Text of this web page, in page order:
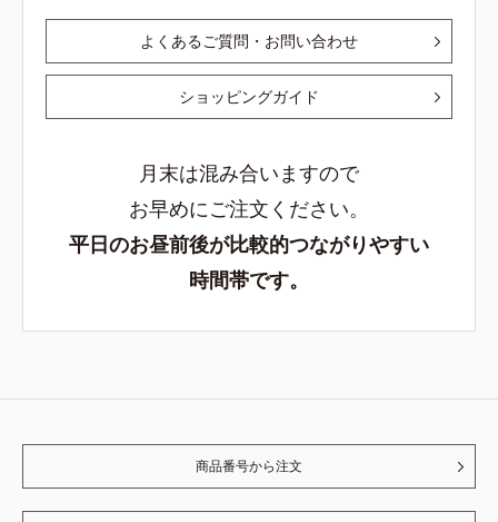
よくあるご質問・お問い合わせ
ショッピングガイド
月末は混み合いますので
お早めにご注文ください。
平日のお昼前後が比較的つながりやすい
時間帯です。
商品番号から注文